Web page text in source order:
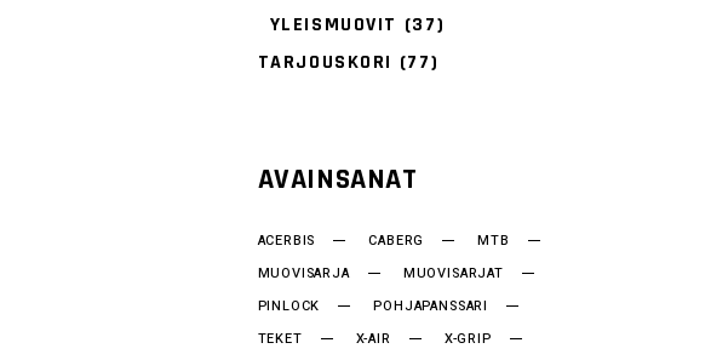
YLEISMUOVIT (37)
TARJOUSKORI (77)
AVAINSANAT
ACERBIS CABERG
MTB
MUOVISARJA
MUOVISARJAT
PINLOCK
POHJAPANSSARI
TEKET
X-AIR
X-GRIP